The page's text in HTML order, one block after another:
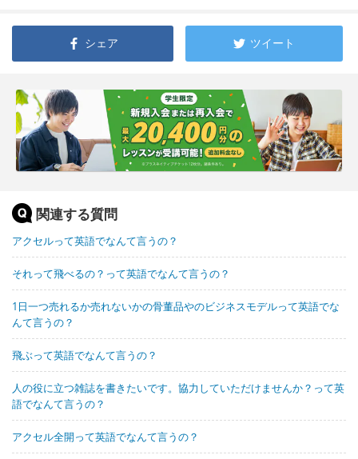
シェア ツイート
関連する質問
アクセルって英語でなんて言うの？
それって飛べるの？って英語でなんて言うの？
1日一つ売れるか売れないかの骨董品やのビジネスモデルって英語でな
んて言うの？
飛ぶって英語でなんて言うの？
人の役に立つ雑誌を書きたいです。協力していただけませんか？って英
語でなんて言うの？
アクセル全開って英語でなんて言うの？